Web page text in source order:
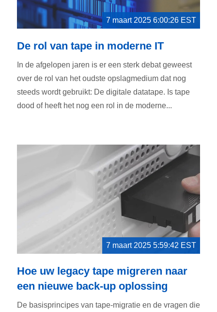
7 maart 2025 6:00:26 EST
De rol van tape in moderne IT
In de afgelopen jaren is er een sterk debat geweest
over de rol van het oudste opslagmedium dat nog
steeds wordt gebruikt: De digitale datatape. Is tape
dood of heeft het nog een rol in de moderne...
7 maart 2025 5:59:42 EST
Hoe uw legacy tape migreren naar
een nieuwe back-up oplossing
De basisprincipes van tape-migratie en de vragen die